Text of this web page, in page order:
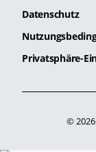
Datenschutz
Privatsphäre-
©